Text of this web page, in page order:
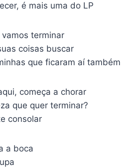
é mais uma do LP
terminar
coisas buscar
que ficaram aí também
começa a chorar
que quer terminar?
consolar
a boca